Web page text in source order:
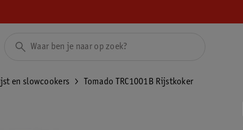
en slowcookers Tomado TRC1001B Rijstkoker